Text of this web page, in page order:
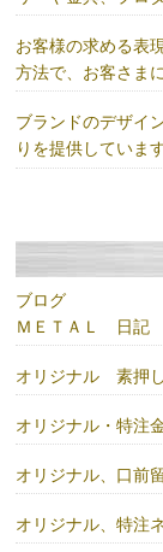
お客様の求める表
方法で、お客さま
ブランドのデザイ
りを提供しています
ブログ
ＭＥＴＡＬ 日記
オリジナル 素押
オリジナル・特注
オリジナル、口前
オリジナル、特注